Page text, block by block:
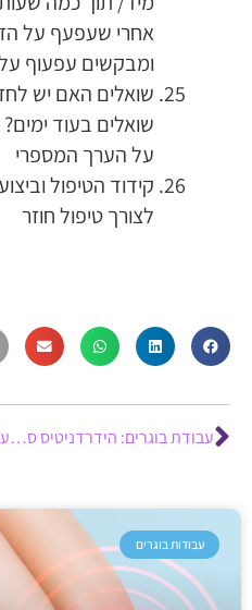
אחרי שעפעף על
ומבקשים עפעוף
שואלים האם יש
שואלים בעוד
על הערך המספרי
קידוד הטיפול
לצורך טיפול חוזר
עבודת בוגרים: הידרדניטיס סופורטיבה – ציפי אדמון
עבודות בוגרים